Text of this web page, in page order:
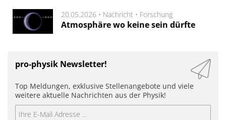
20.05.2026 • Nachricht • Forschung
Atmosphäre wo keine sein dürfte
pro-physik Newsletter!
Top Meldungen, exklusive Stellenangebote und viele
weitere aktuelle Nachrichten aus der Physik!